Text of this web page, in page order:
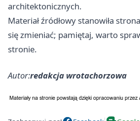
architektonicznych.
Materiał źródłowy stanowiła
się zmieniać; pamiętaj, warto
stronie.
Autor:redakcja wrotachorzowa